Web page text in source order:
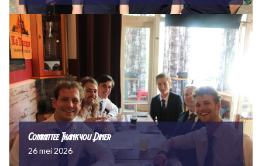
Committee Thankyou Diner
26 mei 2026